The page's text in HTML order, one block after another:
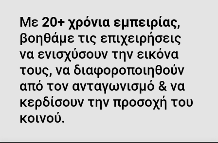
Με 20+ χρόνια εμπειρίας,
βοηθάμε τις επιχειρήσεις
να ενισχύσουν την εικόνα
τους, να διαφοροποιηθούν
από τον ανταγωνισμό & να
κερδίσουν την προσοχή του
κοινού.